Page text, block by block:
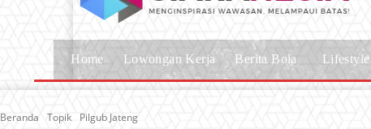
Home Lowongan Kerja Berita Bola Lifestyle
Beranda Topik Pilgub Jateng